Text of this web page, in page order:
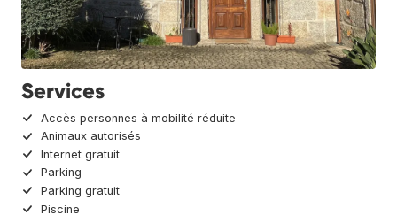
Services
Accès personnes à mobilité réduite
Animaux autorisés
Internet gratuit
Parking
Parking gratuit
Piscine